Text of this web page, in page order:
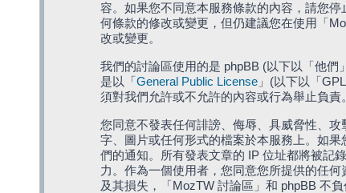
容。如果您不同意本服務條款的內容，請您
何條款的修改或變更，但仍建議您在使用「
改或變更。
我們的討論區使用的是 phpBB (以下以「他們
是以「 General Public License」(以下以「
須對我們允許或不允許的內容或行為舉止負
您同意不發表任何誹謗、侮辱、具威脅性、
字、圖片或任何形式的檔案於本服務上。如
們的通知。所有發表文章的 IP 位址都將被記
力。作為一個使用者，您同意您所提供的任
及其損失，「MozTW 討論區」和 phpBB 不負